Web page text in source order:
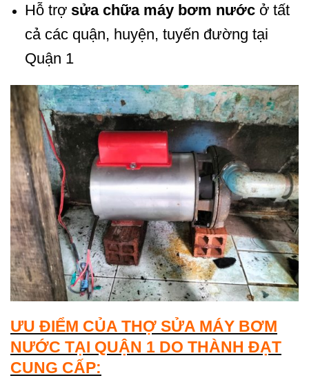
Hỗ trợ sửa chữa máy bơm nướcở tất
cả các quận, huyện, tuyến đường tại
Quận 1
ƯU ĐIỂM CỦA THỢ SỬA MÁY BƠM
NƯỚC TẠI QUẬN 1 DO THÀNH ĐẠT
CUNG CẤP: